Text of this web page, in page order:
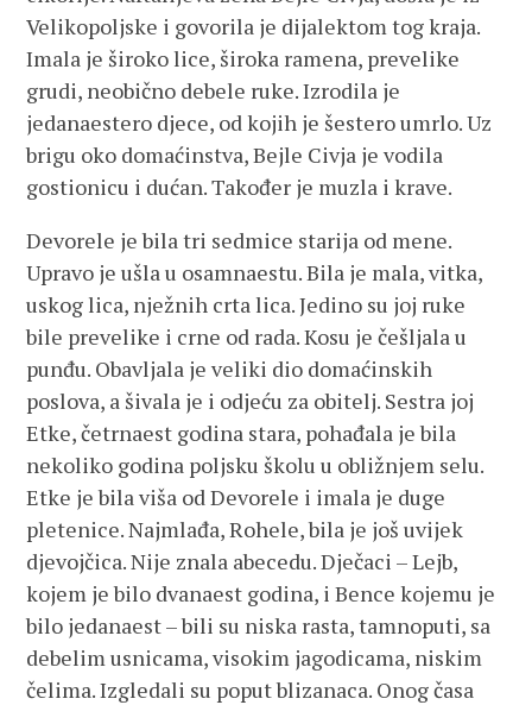
Velikopoljske i govorila je dijalektom tog kraja.
Imala je široko lice, široka ramena, prevelike
grudi, neobično debele ruke. Izrodila je
jedanaestero djece, od kojih je šestero umrlo. Uz
brigu oko domaćinstva, Bejle Civja je vodila
gostionicu i dućan. Također je muzla i krave.
Devorele je bila tri sedmice starija od mene.
Upravo je ušla u osamnaestu. Bila je mala, vitka,
uskog lica, nježnih crta lica. Jedino su joj ruke
bile prevelike i crne od rada. Kosu je češljala u
punđu. Obavljala je veliki dio domaćinskih
poslova, a šivala je i odjeću za obitelj. Sestra joj
Etke, četrnaest godina stara, pohađala je bila
nekoliko godina poljsku školu u obližnjem selu.
Etke je bila viša od Devorele i imala je duge
pletenice. Najmlađa, Rohele, bila je još uvijek
djevojčica. Nije znala abecedu. Dječaci – Lejb,
kojem je bilo dvanaest godina, i Bence kojemu je
bilo jedanaest – bili su niska rasta, tamnoputi, sa
debelim usnicama, visokim jagodicama, niskim
čelima. Izgledali su poput blizanaca. Onog časa